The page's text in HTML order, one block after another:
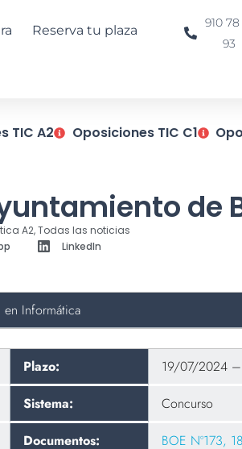
Reserva tu plaza
910 78
93
TIC A2 Oposiciones TIC C1
de
A2,Todas las noticias
LinkedIn
Informática
Plazo:
19/07/2024
Sistema:
Concurso
Documentos: BOE Nº173,